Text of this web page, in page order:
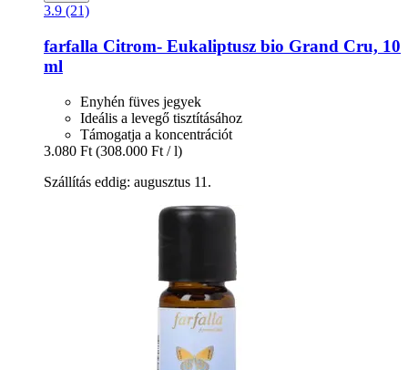
3.9 (21)
farfalla Citrom-​ Eukaliptusz bio Grand Cru, 10
ml
Enyhén füves jegyek
Ideális a levegő tisztításához
Támogatja a koncentrációt
3.080 Ft (308.000 Ft / l)
Szállítás eddig: augusztus 11.